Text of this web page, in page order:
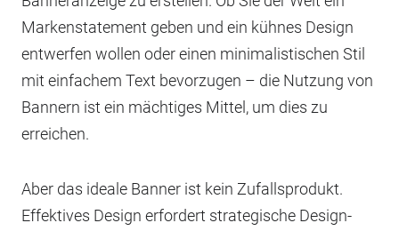
Markenstatement geben und ein kühnes Design
entwerfen wollen oder einen minimalistischen Stil
mit einfachem Text bevorzugen – die Nutzung von
Bannern ist ein mächtiges Mittel, um dies zu
erreichen.
Aber das ideale Banner ist kein Zufallsprodukt.
Effektives Design erfordert strategische Design-